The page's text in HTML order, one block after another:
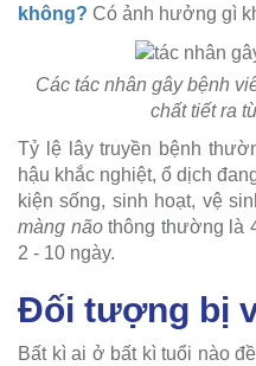
không? Có ảnh hưởng gì
Các tác nhân gây bệnh
chất tiết ra
Tỷ lệ lây truyền bệnh
hậu khắc nghiệt, ổ dịch
kiện sống, sinh hoạt, vệ
màng nãothông thường là
2 - 10 ngày.
Đối tượng bị
Bất kì ai ở bất kì tuổi nào